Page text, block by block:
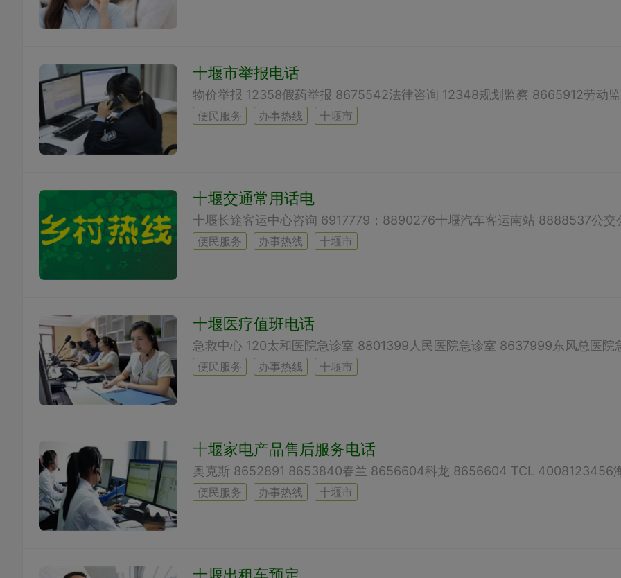
十堰市举报电话
便民服务 办事热线 十堰市
十堰交通常用话电
便民服务 办事热线 十堰市
十堰医疗值班电话
便民服务 办事热线 十堰市
十堰家电产品售后服务电话
便民服务 办事热线 十堰市